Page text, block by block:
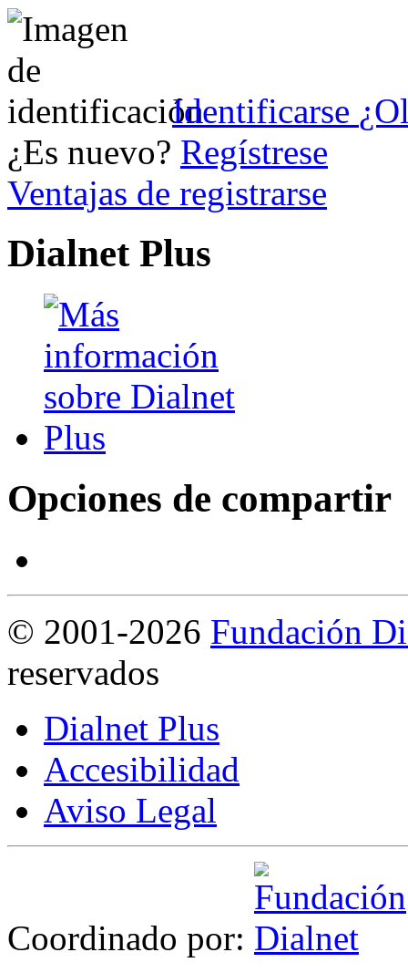
Identificarse
¿Es nuevo? Regístrese
Ventajas de registrarse
Dialnet Plus
Opciones de compartir
© 2001-2026 Fundación
reservados
Dialnet Plus
Accesibilidad
Aviso Legal
Coordinado por: